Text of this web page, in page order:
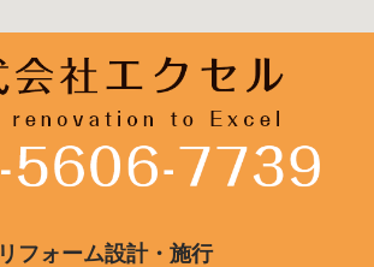
リフォーム設計・施行